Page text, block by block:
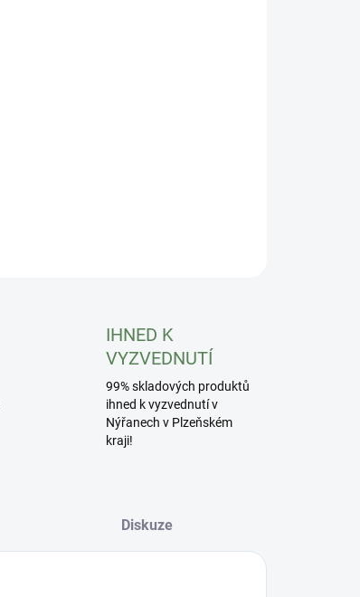
IHNED K
VYZVEDNUTÍ
99% skladových produktů
ihned k vyzvednutí v
Nýřanech v Plzeňském
kraji!
Diskuze